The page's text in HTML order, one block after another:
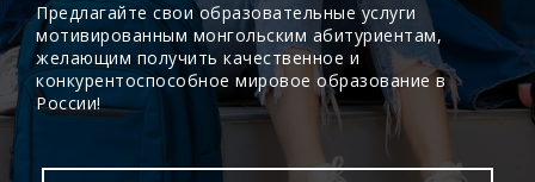
Предлагайте свои образовательные услуги
мотивированным монгольским абитуриентам,
желающим получить качественное и
конкурентоспособное мировое образование в
России!